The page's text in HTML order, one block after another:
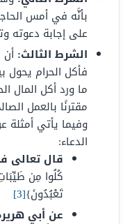
بأنَّه في أمس
على إجابة دعوته
الشرط الثالث: أن
فأكل الحرام يحول
ما ورد أكل المال
مقترنًا بالعمل
وفيما يأتي أمثلة
الدعاء:
قال تعالى
كُلُوا مِن
تَعْبُدُونَ}[3]
عن أبي